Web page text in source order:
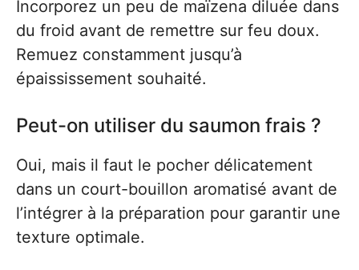
Incorporez un peu de maïzena diluée dans
du froid avant de remettre sur feu doux.
Remuez constamment jusqu’à
épaississement souhaité.
Peut-on utiliser du saumon frais ?
Oui, mais il faut le pocher délicatement
dans un court-bouillon aromatisé avant de
l’intégrer à la préparation pour garantir une
texture optimale.